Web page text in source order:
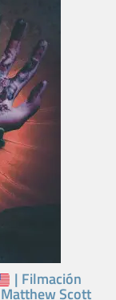
| Filmación
Scott